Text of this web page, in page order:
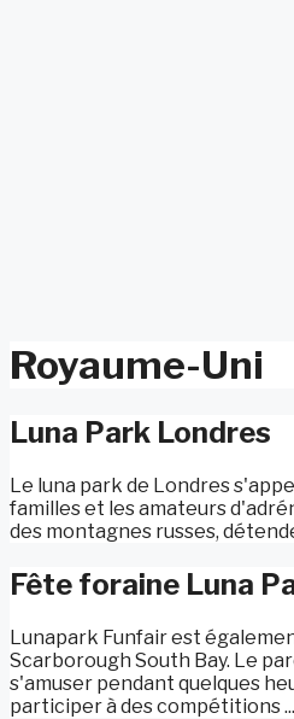
Royaume-Uni
Luna Park Londres
Le luna park de Londres
familles et les amateurs
des montagnes russes,
Fête foraine Luna
Lunapark Funfair est
Scarborough South Bay. Le
s'amuser pendant quelques
participer à des compétitions ...